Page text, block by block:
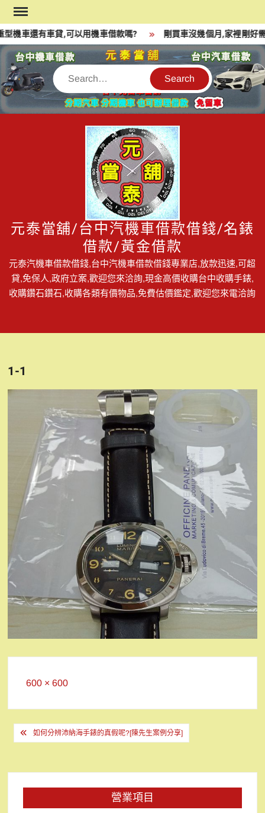
Skip
to
content
機車還有車貸,可以用機車借款嗎? 剛買車沒幾個月,家裡剛好
Search
元泰當舖/台中汽機車借款借錢/名錶
借款/黃金借款
元泰汽機車借款借錢,台中汽機車借款借錢專業店,放款迅速,可超
貸,免保人,政府立案,歡迎您來洽詢,現金高價收購台中收購手錶,
收購鑽石鑽石,收購各類有價物品,免費估價鑑定,歡迎您來電洽詢
1-1
Full
600 × 600
文
導
覽
如何分辨沛納海手錶的真假呢?[陳先生案例分享]
營業項目